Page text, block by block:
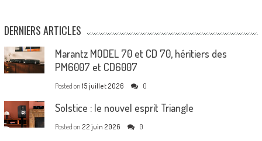
DERNIERS ARTICLES
Marantz MODEL 70 et CD 70, héritiers des
PM6007 et CD6007
Posted on 15 juillet 2026 0
Solstice : le nouvel esprit Triangle
Posted on 22 juin 2026 0